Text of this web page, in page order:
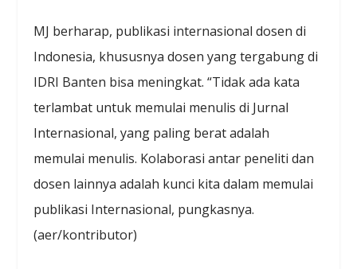
MJ berharap, publikasi internasional dosen di
Indonesia, khususnya dosen yang tergabung di
IDRI Banten bisa meningkat. “Tidak ada kata
terlambat untuk memulai menulis di Jurnal
Internasional, yang paling berat adalah
memulai menulis. Kolaborasi antar peneliti dan
dosen lainnya adalah kunci kita dalam memulai
publikasi Internasional, pungkasnya.
(aer/kontributor)